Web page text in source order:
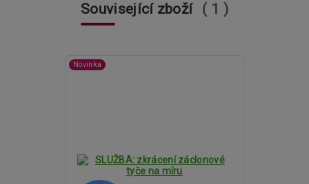
Související zboží 1
Novinka